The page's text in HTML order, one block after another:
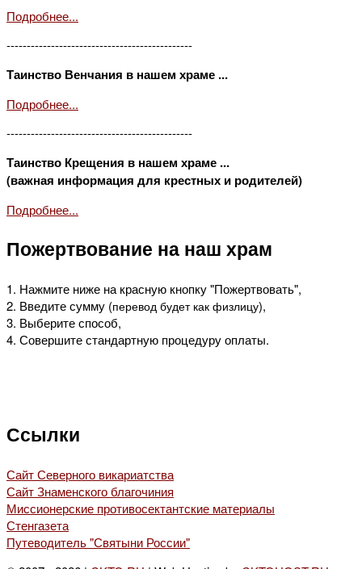
Подробнее...
----------------------------------------------
Таинство Венчания в нашем храме ...
Подробнее...
----------------------------------------------
Таинство Крещения в нашем храме ...
(важная информация для крестных и родителей)
Подробнее...
Пожертвование на наш храм
1. Нажмите ниже на красную кнопку "Пожертвовать",
2. Введите сумму (перевод будет как физлицу),
3. Выберите способ,
4. Совершите стандартную процедуру оплаты.
Ссылки
Сайт Северного викариатства
Сайт Знаменского благочиния
Миссионерские противосектантские материалы
Стенгазета
Путеводитель "Святыни России"